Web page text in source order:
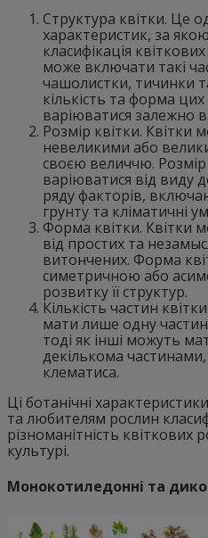
Структура квітки. Це
характеристик, за
класифікація
може включати такі
чашолистки, тичинки
кількість та форма
варіюватися залежно
Розмір квітки. Квітки
невеликими або
своєю величчю.
варіюватися від виду
ряду факторів,
грунту та кліматичні
Форма квітки. Квітки
від простих та
витончених. Форма
симетричною або
розвитку її структур.
Кількість частин
мати лише одну
тоді як інші можуть
декількома
клематиса.
Ці ботанічні
та любителям рослин
різноманітність квіткових
культурі.
Монокотиледонні та